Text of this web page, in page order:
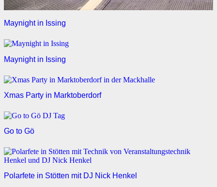
Maynight in Issing
Maynight in Issing
Xmas Party in Marktoberdorf
Go to Gö
Polarfete in Stötten mit DJ Nick Henkel